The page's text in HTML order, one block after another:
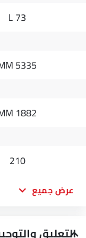
73 L
5335 MM
1882 MM
210
عرض جميع
التعليق